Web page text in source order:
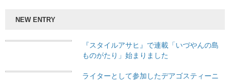
NEW ENTRY
『スタイルアサヒ』で連載「いづやんの島
ものがたり」始まりました
ライターとして参加したデアゴスティーニ